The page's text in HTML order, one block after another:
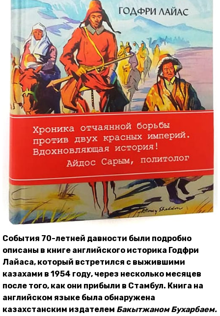
События 70-летней давности были подробно
описаны в книге английского историка Годфри
Лайаса, который встретился с выжившими
казахами в 1954 году, через несколько месяцев
после того, как они прибыли в Стамбул. Книга на
английском языке была обнаружена
казахстанским издателем Бакытжаном Бухарбаем.